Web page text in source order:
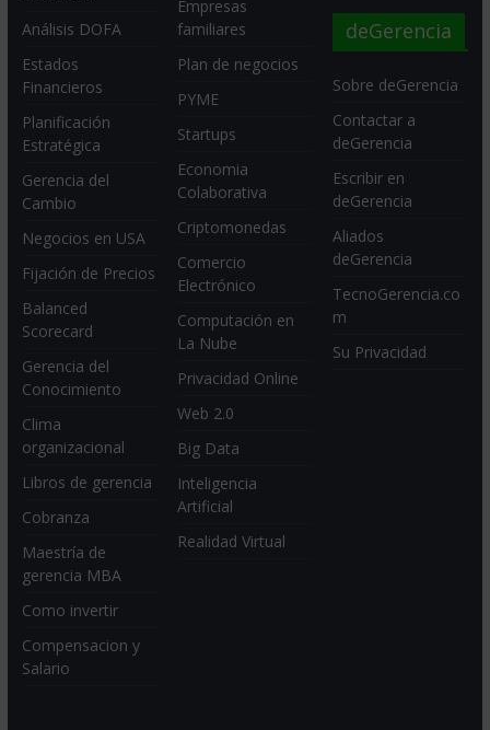
Análisis DOFA
Estados
Financieros
Planificación
Estratégica
Gerencia del
Cambio
Negocios en USA
Fijación de Precios
Balanced
Scorecard
Gerencia del
Conocimiento
Clima
organizacional
Libros de gerencia
Cobranza
Maestría de
gerencia MBA
Como invertir
Compensacion y
Salario
Empresas
familiares
Plan de negocios
PYME
Startups
Economia
Colaborativa
Criptomonedas
Comercio
Electrónico
Computación en
La Nube
Privacidad Online
Web 2.0
Big Data
Inteligencia
Artificial
Realidad Virtual
deGerencia
Sobre deGerencia
Contactar a
deGerencia
Escribir en
deGerencia
Aliados
deGerencia
TecnoGerencia.co
m
Su Privacidad